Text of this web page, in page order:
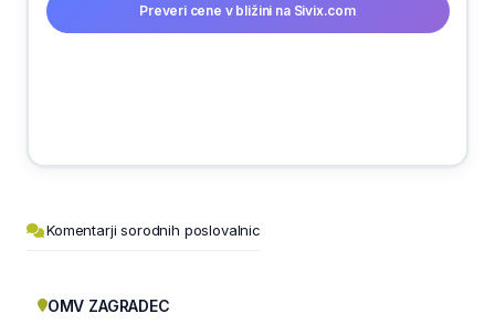
Preveri cene v bližini na Sivix.com
Komentarji sorodnih poslovalnic
OMV ZAGRADEC